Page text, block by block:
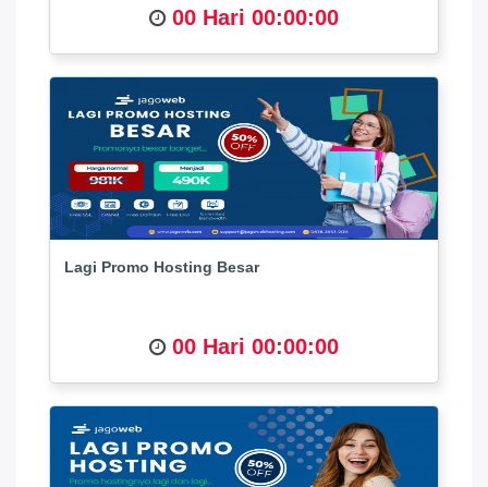
00 Hari 00:00:00
Lagi Promo Hosting Besar
00 Hari 00:00:00